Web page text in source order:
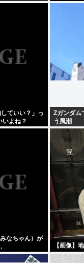
ていい？」っ
いよね？
Zガンダム
う風潮
なちゃん）が
【画像】